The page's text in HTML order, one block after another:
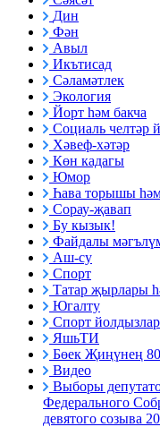
Дин
Фән
Авыл
Икътисад
Сәламәтлек
Экология
Йорт һәм бакча
Социаль челтәр
Хәвеф-хәтәр
Көн кадагы
Юмор
Һава торышы
Сорау-җавап
Бу кызык!
Файдалы
Аш-су
Спорт
Татар җырлары
Югалту
Спорт
ЯшьТИ
Бөек Җиңүнең
Видео
Выборы
Федерального
девятого созыва